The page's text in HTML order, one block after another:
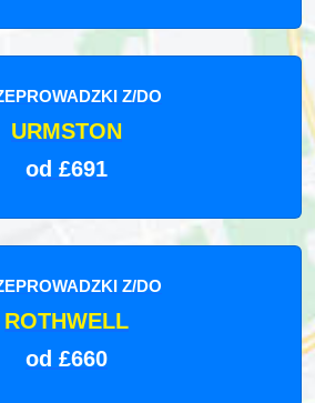
Z/DO
URMSTON
od £691
Z/DO
ROTHWELL
od £660